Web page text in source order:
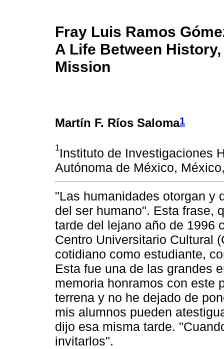
Fray Luis Ramos
A Life Between
Mission
Martín F. Ríos Saloma1
1Instituto de Investigaciones
Autónoma de México,
"Las humanidades otorgan y
del ser humano". Esta frase,
tarde del lejano año de 1996
Centro Universitario Cultural
cotidiano como estudiante,
Esta fue una de las grandes
memoria honramos con este
terrena y no he dejado de
mis alumnos pueden
dijo esa misma tarde.
invitarlos".